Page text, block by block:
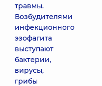
травмы.
Возбудителями
инфекционного
эзофагита
выступают
бактерии,
вирусы,
грибы